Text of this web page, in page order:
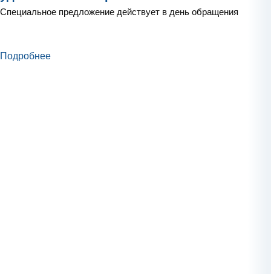
Специальное предложение действует в день обращения
Подробнее